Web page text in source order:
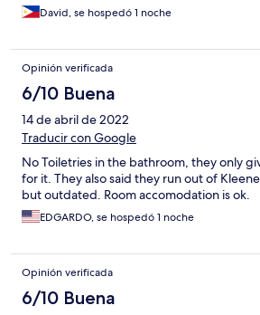
David, se hospedó 1 noche
Opinión verificada
6/10 Buena
14 de abril de 2022
Traducir con Google
No Toiletries in the bathroom, they only
for it. They also said they run out of
but outdated. Room accomodation is ok.
EDGARDO, se hospedó 1 noche
Opinión verificada
6/10 Buena